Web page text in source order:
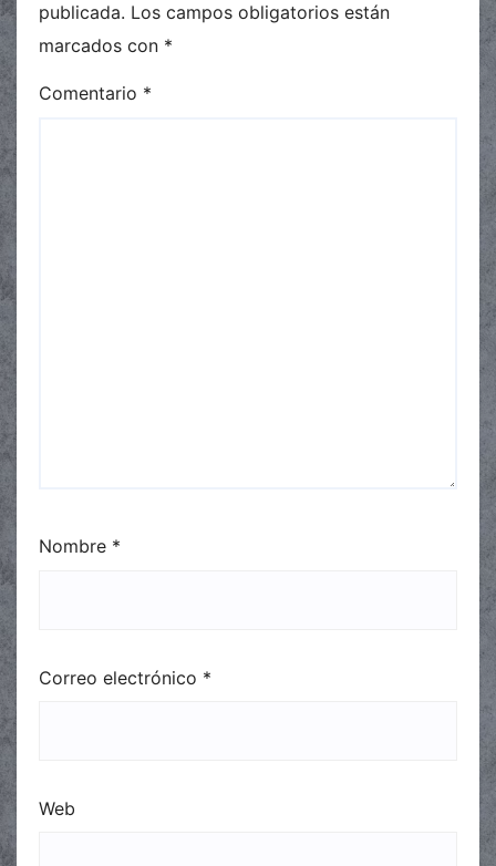
publicada. Los campos obligatorios están
marcados con *
Comentario *
Nombre *
Correo electrónico *
Web